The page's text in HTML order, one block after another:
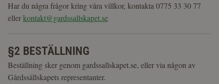
Har du några frågor kring våra villkor, kontakta 0775 33 30 77
ellerkontakt@gardssallskapet.se
§2 BESTÄLLNING
Beställning sker genom gardssallskapet.se, eller via någon av
Gårdssällskapets representanter.